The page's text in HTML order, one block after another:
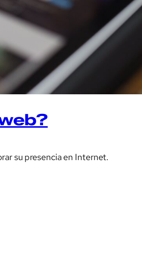
su presencia en Internet.